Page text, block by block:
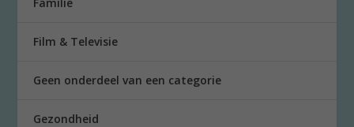
Film & Televisie
Geen onderdeel van een categorie
Gezondheid